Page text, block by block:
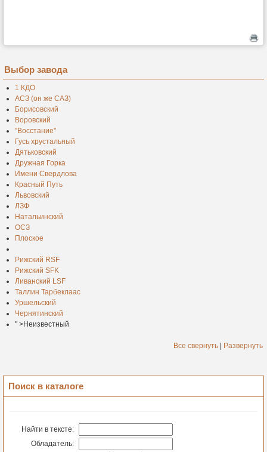
Выбор завода
1 КДО
АСЗ (он же САЗ)
Борисовский
Воровский
''Восстание''
Гусь хрустальный
Дятьковский
Дружная Горка
Имени Свердлова
Красный Путь
Львовский
ЛЗФ
Натальинский
ОСЗ
Плоское
Рижский RSF
Рижский SFK
Ливанский LSF
Таллин Тарбеклаас
Уршельский
Чернятинский
" >Неизвестный
Все свернуть Развернуть
Поиск в каталоге
Найти в тексте:
Обладатель: